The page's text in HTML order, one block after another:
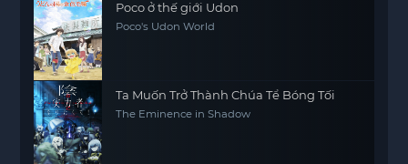
Poco ở thế giới Udon
Poco's Udon World
Ta Muốn Trở Thành Chúa Tể Bóng Tối
The Eminence in Shadow